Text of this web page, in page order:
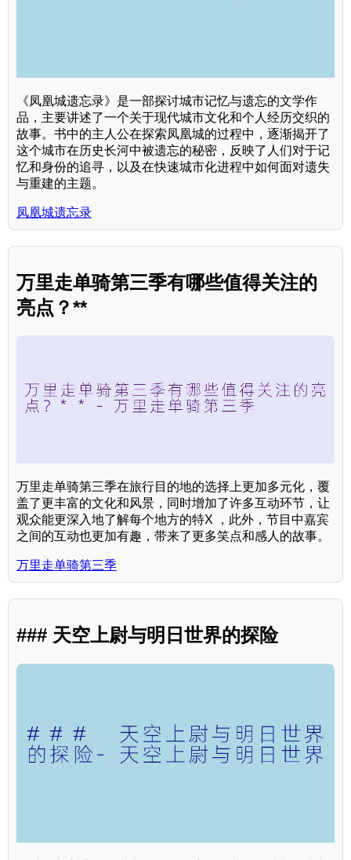
《凤凰城遗忘录》是一部探讨城市记忆与遗忘的文学作
品，主要讲述了一个关于现代城市文化和个人经历交织的
故事。书中的主人公在探索凤凰城的过程中，逐渐揭开了
这个城市在历史长河中被遗忘的秘密，反映了人们对于记
忆和身份的追寻，以及在快速城市化进程中如何面对遗失
与重建的主题。
凤凰城遗忘录
万里走单骑第三季有哪些值得关注的
亮点？**
万里走单骑第三季在旅行目的地的选择上更加多元化，覆
盖了更丰富的文化和风景，同时增加了许多互动环节，让
观众能更深入地了解每个地方的特X ，此外，节目中嘉宾
之间的互动也更加有趣，带来了更多笑点和感人的故事。
万里走单骑第三季
### 天空上尉与明日世界的探险